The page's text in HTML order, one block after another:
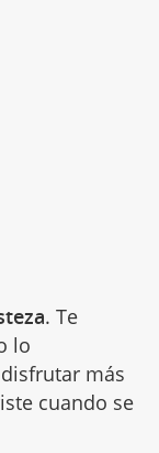
. Te
lo
más
cuando se